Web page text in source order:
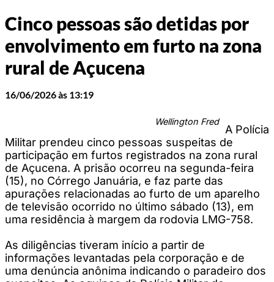
Cinco pessoas são detidas por
envolvimento em furto na zona
rural de Açucena
16/06/2026 às 13:19
Wellington Fred
A Polícia
Militar prendeu cinco pessoas suspeitas de
participação em furtos registrados na zona rural
de Açucena. A prisão ocorreu na segunda-feira
(15), no Córrego Januária, e faz parte das
apurações relacionadas ao furto de um aparelho
de televisão ocorrido no último sábado (13), em
uma residência à margem da rodovia LMG-758.
As diligências tiveram início a partir de
informações levantadas pela corporação e de
uma denúncia anônima indicando o paradeiro dos